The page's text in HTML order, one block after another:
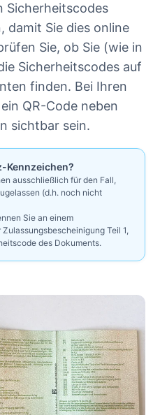
Sicherheitscodes
damit Sie dies online
Sie, ob Sie (wie in
Sicherheitscodes auf
finden. Bei Ihren
QR-Code neben
sichtbar sein.
Kennzeichen?
ausschließlich für den Fall,
(d.h. noch nicht
Sie an einem
Teil 1,
des Dokuments.